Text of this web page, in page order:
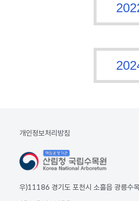
개인정보처리방침
우)11186 경기도 포천시 소흘읍 광릉수